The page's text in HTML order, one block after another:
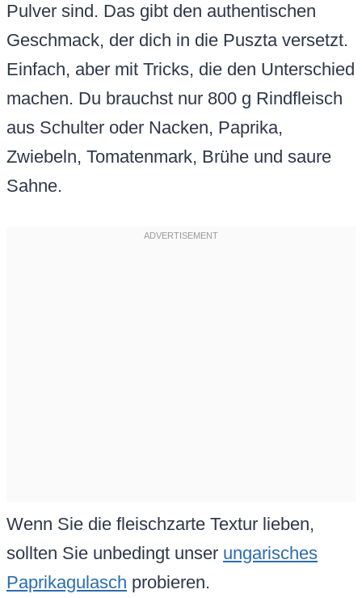
Pulver sind. Das gibt den authentischen
Geschmack, der dich in die Puszta versetzt.
Einfach, aber mit Tricks, die den Unterschied
machen. Du brauchst nur 800 g Rindfleisch
aus Schulter oder Nacken, Paprika,
Zwiebeln, Tomatenmark, Brühe und saure
Sahne.
Wenn Sie die fleischzarte Textur lieben,
sollten Sie unbedingt unser ungarisches
Paprikagulasch probieren.